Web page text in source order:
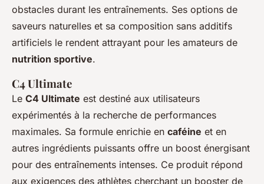
obstacles durant les entraînements. Ses options de
saveurs naturelles et sa composition sans additifs
artificiels le rendent attrayant pour les amateurs de
nutrition sportive.
C4 Ultimate
Le C4 Ultimate est destiné aux utilisateurs
expérimentés à la recherche de performances
maximales. Sa formule enrichie en caféine et en
autres ingrédients puissants offre un boost énergisant
pour des entraînements intenses. Ce produit répond
aux exigences des athlètes cherchant un booster de